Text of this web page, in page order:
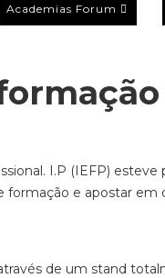
Academias Forum
I.P (IEFP) esteve
formação e apostar
de um stand